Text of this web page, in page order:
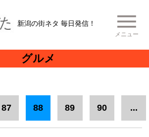
新潟の街ネタ 毎日発信！
メニュー
グルメ
87 88 89 90 ...